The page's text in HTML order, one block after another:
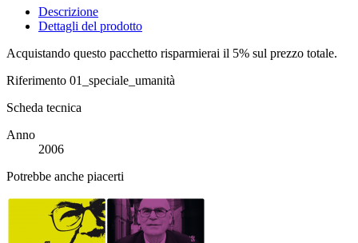
Descrizione
Dettagli del prodotto
Acquistando questo pacchetto risparmierai il 5% sul prezzo totale.
Riferimento 01_speciale_umanità
Scheda tecnica
Anno
2006
Potrebbe anche piacerti